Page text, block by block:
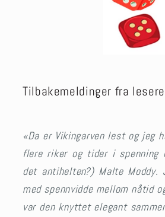
Tilbakemeldinger fra lesere
«Da er Vikingarven lest og jeg
flere riker og tider i spenning
det antihelten?) Malte
med spennvidde mellom nåtid
var den knyttet elegant